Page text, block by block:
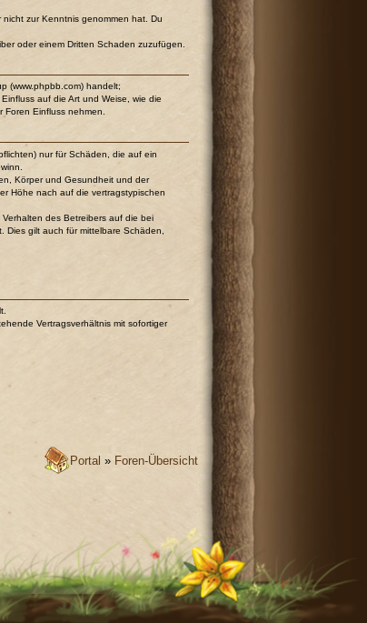
zur Kenntnis genommen hat. Du
oder einem Dritten Schaden zuzufügen.
(www.phpbb.com) handelt;
auf die Art und Weise, wie die
Foren Einfluss nehmen.
nur für Schäden, die auf ein
Körper und Gesundheit und der
Höhe nach auf die vertragstypischen
des Betreibers auf die bei
gilt auch für mittelbare Schäden,
Vertragsverhältnis mit sofortiger
Portal » Foren-Übersicht